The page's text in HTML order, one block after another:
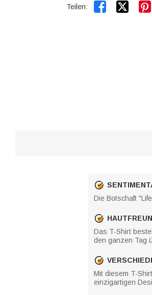
Teilen:  
Die Botschaft
Das T-Shirt
den ganzen Tag
Mit diesem T-
einzigartigen